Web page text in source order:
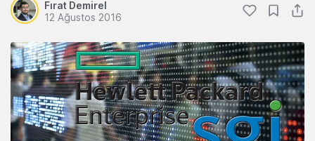
Fırat Demirel
12 Ağustos 2016